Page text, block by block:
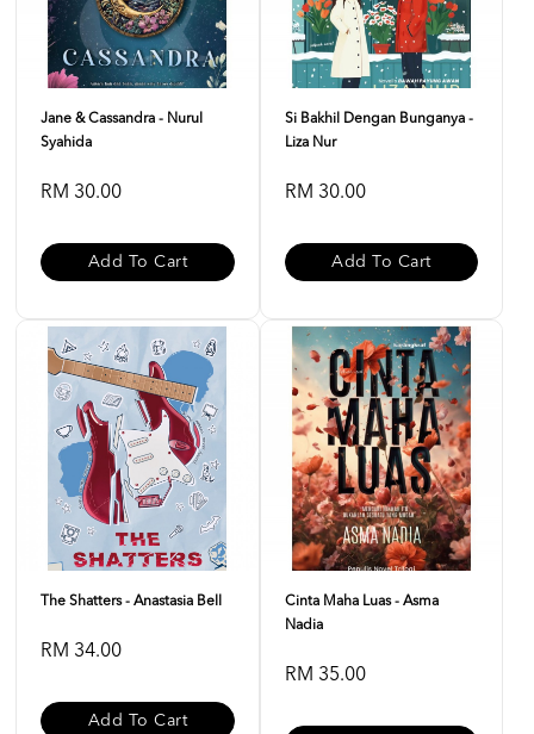
Jane & Cassandra - Nurul
Syahida
RM 30.00
Add To Cart
Si Bakhil Dengan Bunganya -
Liza Nur
RM 30.00
Add To Cart
The Shatters - Anastasia Bell
RM 34.00
Add To Cart
Cinta Maha Luas - Asma
Nadia
RM 35.00